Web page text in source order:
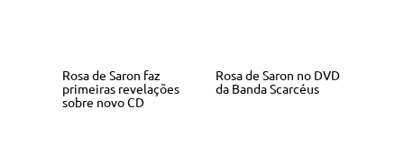
Rosa de Saron faz
primeiras revelações
sobre novo CD
Rosa de Saron no DVD
da Banda Scarcéus